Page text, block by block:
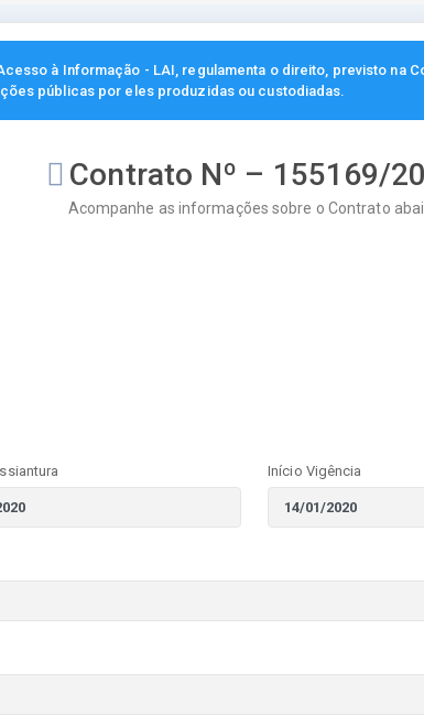
à Informação - LAI, regulamenta o direito, previsto
públicas por eles produzidas ou custodiadas.
Contrato Nº – 155169/
Acompanhe as informações sobre o Contrato
Início Vigência